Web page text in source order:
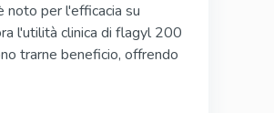
noto per l'efficacia su
l'utilità clinica di flagyl 200
trarne beneficio, offrendo